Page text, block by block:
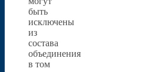
быть
исключены
из
состава
объединения
в том